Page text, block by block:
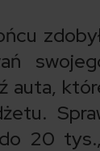
auta,
20